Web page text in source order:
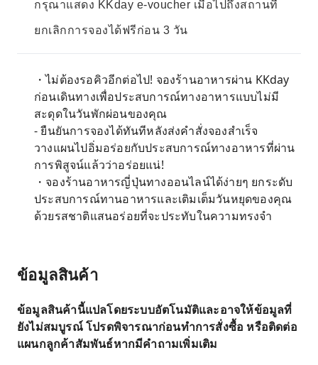
กรุณาแสดง KKday e-voucher เมื่อไปถึงสถานที่
ยกเลิกการจองได้ฟรีก่อน 3 วัน
・ไม่ต้องรอคิวอีกต่อไป! จองร้านอาหารผ่าน KKday
ก่อนเดินทางเพื่อประสบการณ์ทางอาหารแบบไม่มี
สะดุดในวันพักผ่อนของคุณ
- ยืนยันการจองได้ทันทีหลังส่งคำสั่งจองสำเร็จ
วางแผนไปอิ่มอร่อยกับประสบการณ์ทางอาหารที่ผ่าน
การพิสูจน์แล้วว่าอร่อยแน่!
・จองร้านอาหารญี่ปุ่นทางออนไลน์ได้ง่ายๆ ยกระดับ
ประสบการณ์ทานอาหารและเติมเต็มวันหยุดของคุณ
ด้วยรสชาติแสนอร่อยที่จะประทับในความทรงจำ
ข้อมูลสินค้า
ข้อมูลสินค้านี้แปลโดยระบบอัตโนมัติและอาจให้ข้อมูลที่
ยังไม่สมบูรณ์ โปรดพิจารณาก่อนทำการสั่งซื้อ หรือติดต่อ
แผนกลูกค้าสัมพันธ์หากมีคำถามเพิ่มเติม